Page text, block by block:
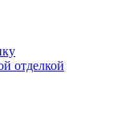
отделкой